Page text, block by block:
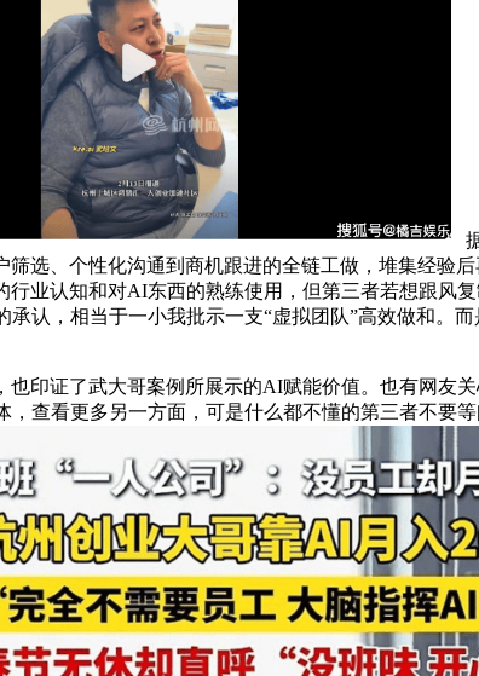
筛选、个性化沟通到商机跟进的全链工做，堆集经验
行业认知和对AI东西的熟练使用，但第三者若想跟风
承认，相当于一小我批示一支“虚拟团队”高效做和。
证了武大哥案例所展示的AI赋能价值。也有网友
，查看更多另一方面，可是什么都不懂的第三者不要